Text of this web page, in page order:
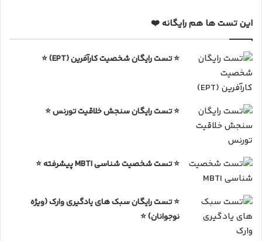
این تست ها هم رایگانه ❤️
⭐ تست رایگان شخصیت کارآفرین (EPT) ⭐
⭐ تست رایگان سنجش خلاقیت تورنس ⭐
⭐ تست شخصیت شناسی MBTI پیشرفته ⭐
⭐ تست رایگان سبک های یادگیری وارک (ویژه
نوجوانان) ⭐